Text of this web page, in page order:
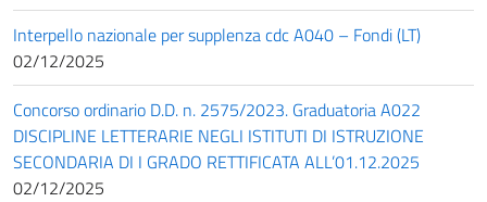
Interpello nazionale per supplenza cdc A040 – Fondi (LT)
02/12/2025
Concorso ordinario D.D. n. 2575/2023. Graduatoria A022
DISCIPLINE LETTERARIE NEGLI ISTITUTI DI ISTRUZIONE
SECONDARIA DI I GRADO RETTIFICATA ALL’01.12.2025
02/12/2025